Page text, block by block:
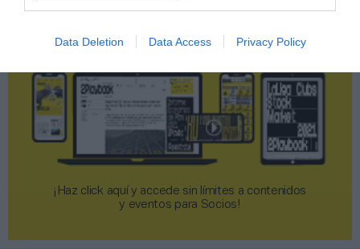
Data Deletion Data Access Privacy Policy
¡Haz click aquí y accede sin límites a contenidos
y eventos para Socios!​​​​​​​